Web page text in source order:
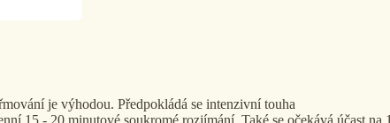
je výhodou. Předpokládá se intenzivní touha
15 - 20 minutové soukromé rozjímání. Také se očekává účast